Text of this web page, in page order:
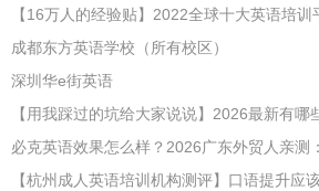
成都东方英语学校（所有校区）
深圳华e街英语
【杭州成人英语培训机构测评】口语提升应